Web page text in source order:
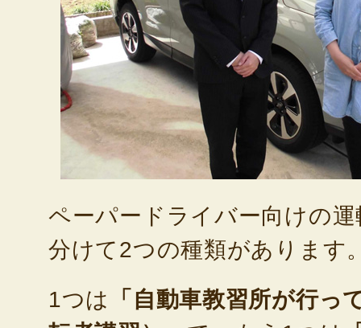
ペーパードライバー向けの
分けて2つの種類があります
1つは
「自動車教習所が行っ